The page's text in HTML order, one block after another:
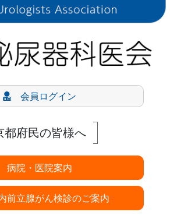
会員ログイン
都府民の皆様へ
病院・医院案内
前立腺がん検診のご案内